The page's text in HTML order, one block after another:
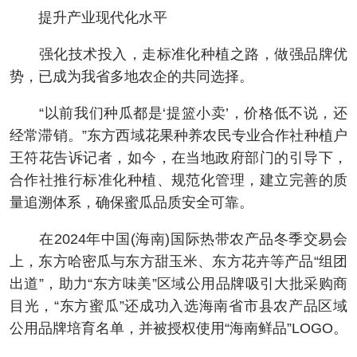
提升产业现代化水平
强化技术投入，走标准化种植之路，做强品牌优
势，已成为我省多地农企的共同选择。
“以前我们种瓜都是‘提篮小卖’，价格低不说，还
经常滞销。”东方西域花果种养农民专业合作社种植户
王符花告诉记者，如今，在当地政府部门的引导下，
合作社推行标准化种植、规范化管理，建立完善的质
量追溯体系，确保蜜瓜品质安全可靠。
在2024年中国(海南)国际热带农产品冬季交易会
上，东方哈密瓜与东方甜玉米、东方花卉等产品“组团
出道”，助力“东方味美”区域公用品牌吸引大批采购商
目光，“东方蜜瓜”还成功入选海南省市县农产品区域
公用品牌培育名单，并被授权使用“海南鲜品”LOGO。